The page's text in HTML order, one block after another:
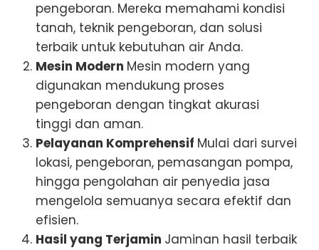
pengeboran. Mereka memahami kondisi
tanah, teknik pengeboran, dan solusi
terbaik untuk kebutuhan air Anda.
Mesin Modern Mesin modern yang
digunakan mendukung proses
pengeboran dengan tingkat akurasi
tinggi dan aman.
Pelayanan Komprehensif Mulai dari survei
lokasi, pengeboran, pemasangan pompa,
hingga pengolahan air penyedia jasa
mengelola semuanya secara efektif dan
efisien.
Hasil yang Terjamin Jaminan hasil terbaik